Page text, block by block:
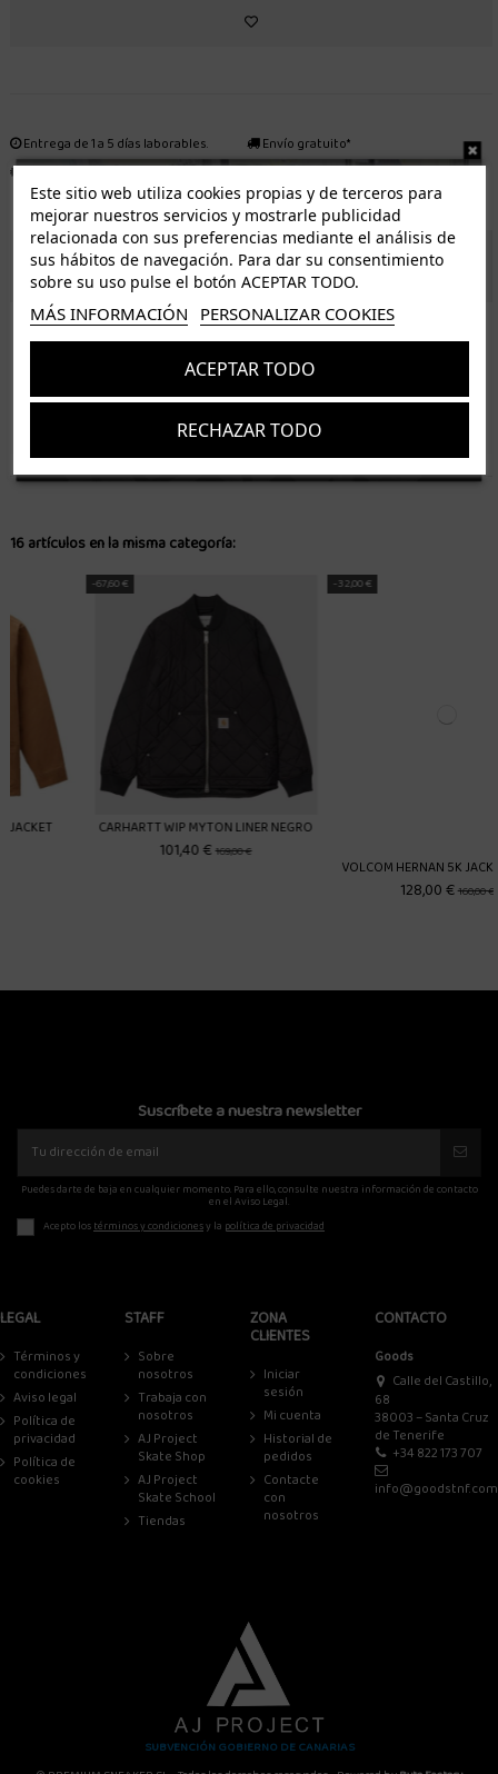
Entrega de 1 a 5 días laborables.
Distribuidor autorizado
Envío gratuito*
Fácil devolución
ENVÍO GRATUITO *
ISLAS CANARIAS
Tenerife 3.50€. Gratis a partir de 50€
Resto de islas 5€. Gratis a partir de 50€
16 artículos en la misma categoría:
NEGRO
-32,00 € -47,80 €
WASTED PARIS SWARM
191,20 €239,00 €
Suscríbete a nuestra newsletter
Puedes darte de baja en cualquier momento. Para ello, consulte nuestra información de contacto
en el Aviso Legal.
Acepto lostérminos y condicionesy la política de privacidad
LEGAL
Términos y
condiciones
Aviso legal
Política de
privacidad
Política de
cookies
STAFF
Sobre
nosotros
Trabaja con
nosotros
AJ Project
Skate Shop
AJ Project
Skate School
Tiendas
ZONA
CLIENTES
Iniciar
sesión
Mi cuenta
Historial de
pedidos
Contacte
con
nosotros
CONTACTO
Goods
Calle del Castillo,
68
38003 – Santa Cruz
de Tenerife
+34 822 173 707
info@goodstnf.com
Este sitio web utiliza cookies propias y de terceros para
mejorar nuestros servicios y mostrarle publicidad
relacionada con sus preferencias mediante el análisis de
sus hábitos de navegación. Para dar su consentimiento
sobre su uso pulse el botón ACEPTAR TODO.
MÁS INFORMACIÓN PERSONALIZAR COOKIES
RECHAZAR TODO
ACEPTAR TODO
SUBVENCIÓN GOBIERNO DE CANARIAS
Suscríbete
Acepto lostérminos y condicionesy lapolítica de privacidad